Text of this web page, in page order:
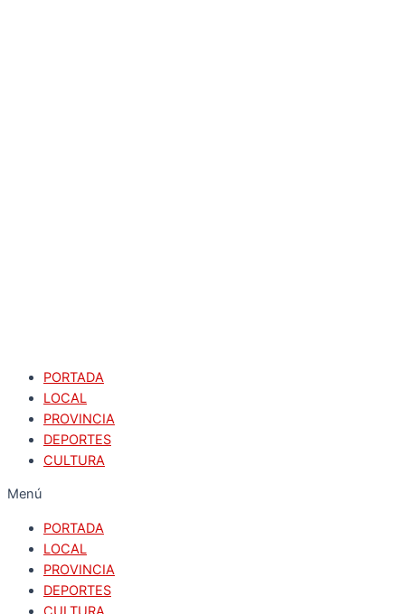
PORTADA
LOCAL
PROVINCIA
DEPORTES
CULTURA
Menú
PORTADA
LOCAL
PROVINCIA
DEPORTES